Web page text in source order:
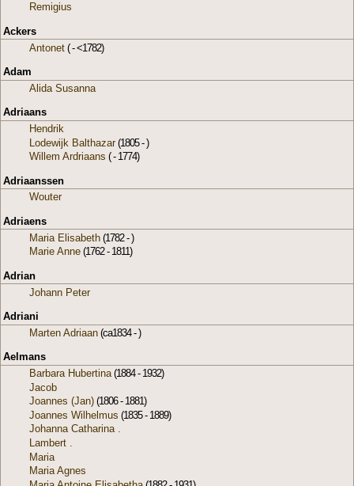
Remigius
Ackers
Antonet ( - <1782)
Adam
Alida Susanna
Adriaans
Hendrik
Lodewijk Balthazar(1805 - )
Willem Ardriaans ( - 1774)
Adriaanssen
Wouter
Adriaens
Maria Elisabeth (1782 - )
Marie Anne (1762 - 1811)
Adrian
Johann Peter
Adriani
Marten Adriaan (ca1834 - )
Aelmans
Barbara Hubertina(1884 - 1932)
Jacob
Joannes (Jan) (1806 - 1881)
Joannes Wilhelmus (1835 - 1889)
Johanna Catharina .
Lambert .
Maria
Maria Agnes